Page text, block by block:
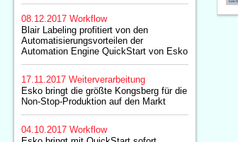
08.12.2017 Workflow
Blair Labeling profitiert von den
Automatisierungsvorteilen der
Automation Engine QuickStart von Esko
17.11.2017 Weiterverarbeitung
Esko bringt die größte Kongsberg für die
Non-Stop-Produktion auf den Markt
04.10.2017 Workflow